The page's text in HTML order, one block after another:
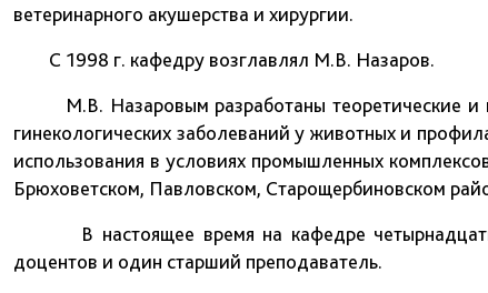
ветеринарного акушерства и хирургии.
С 1998 г. кафедру возглавлял М.В. Назаров.
М.В. Назаровым разработаны теоретические и
гинекологических заболеваний у животных и
использования в условиях промышленных
Брюховетском, Павловском, Старощербиновском
В настоящее время на кафедре четырнадцать
доцентов и один старший преподаватель.